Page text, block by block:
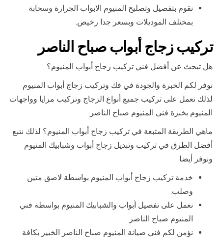
نقوم بتفصيل وتصليح المنيوم الابواب الجرارة وسحابة
بمختلف الموديلات وبسعر جدا رخيص.
تركيب زجاج أبواب صباح الناصر
هل تبحث عن أفضل فني تركيب زجاج أبواب المنيوم؟
نوفر لكم الخبرة والجودة في فك وتركيب زجاج أبواب المنيوم
لذلك نعمل على تركيب جميع أنواع الزجاج وتركيب مرايا وواجهات
المنيوم بخبرة فني المنيوم صباح الناصر.
ماهي الطريقة المتبعة في تركيب زجاج أبواب المنيوم؟ لذلك نتبع
أفضل الطرق في تركيب وتبديل زجاج أبواب وشبابيك المنيوم
ونوفر أيضا
خدمة تركيب زجاج أبواب المنيوم بواسطة لاصق متين
وصلب.
نعمل على تفصيل أبواب والشبابيك المنيوم بواسطة فني
المنيوم صباح الناصر
نؤمن لكم فني صيانة المنيوم صباح الناصر الخبير بكافة